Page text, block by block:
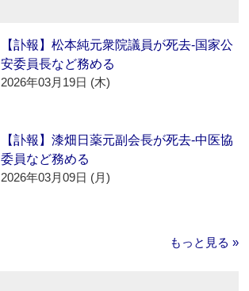
【訃報】松本純元衆院議員が死去‐国家公
安委員長など務める
2026年03月19日 (木)
【訃報】漆畑日薬元副会長が死去‐中医協
委員など務める
2026年03月09日 (月)
もっと見る »